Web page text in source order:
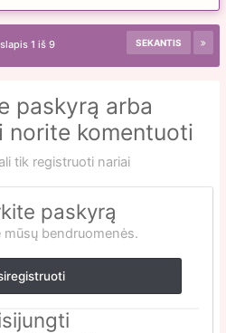
SEKANTIS
1 iš 9
paskyrą arba
norite komentuoti
tik registruoti nariai
paskyrą
mūsų bendruomenės.